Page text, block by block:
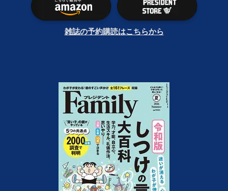
雑誌の予約購読はこちらから